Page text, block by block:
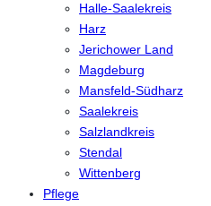
Halle-Saalekreis
Harz
Jerichower Land
Magdeburg
Mansfeld-Südharz
Saalekreis
Salzlandkreis
Stendal
Wittenberg
Pflege